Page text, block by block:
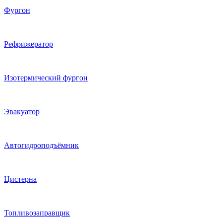
Фургон
Рефрижератор
Изотермический фургон
Эвакуатор
Автогидроподъёмник
Цистерна
Топливозаправщик